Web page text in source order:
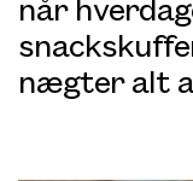
nægter alt